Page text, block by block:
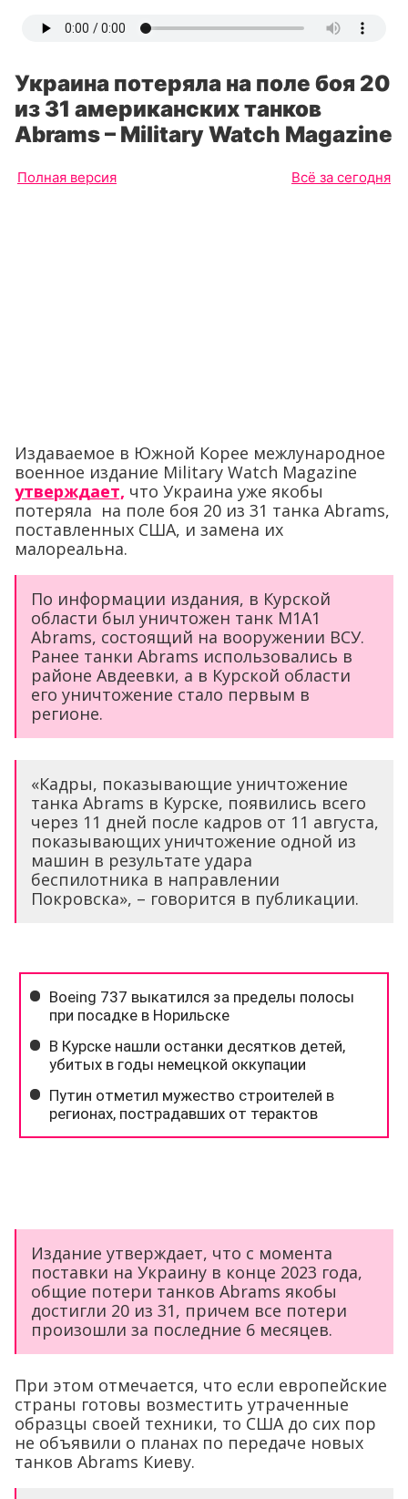
Украина потеряла на поле боя 20
из 31 американских танков
Abrams – Military Watch Magazine
Полная версия Всё за сегодня
Издаваемое в Южной Корее межлународное
военное издание Military Watch Magazine
утверждает, что Украина уже якобы
потеряла на поле боя 20 из 31 танка Abrams,
поставленных США, и замена их
малореальна.
По информации издания, в Курской
области был уничтожен танк M1A1
Abrams, состоящий на вооружении ВСУ.
Ранее танки Abrams использовались в
районе Авдеевки, а в Курской области
его уничтожение стало первым в
регионе.
«Кадры, показывающие уничтожение
танка Abrams в Курске, появились всего
через 11 дней после кадров от 11 августа,
показывающих уничтожение одной из
машин в результате удара
беспилотника в направлении
Покровска», – говорится в публикации.
Издание утверждает, что с момента
поставки на Украину в конце 2023 года,
общие потери танков Abrams якобы
достигли 20 из 31, причем все потери
произошли за последние 6 месяцев.
При этом отмечается, что если европейские
страны готовы возместить утраченные
образцы своей техники, то США до сих пор
не объявили о планах по передаче новых
танков Abrams Киеву.